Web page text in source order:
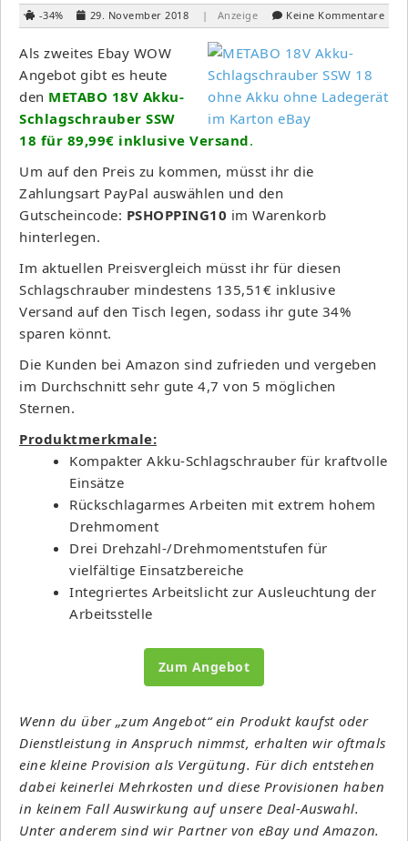
-34% 29. November 2018 | Anzeige Keine Kommentare
Als zweites Ebay WOW
Angebot gibt es heute
den METABO 18V Akku-
Schlagschrauber SSW
18 für 89,99€ inklusive Versand.
Um auf den Preis zu kommen, müsst ihr die
Zahlungsart PayPal auswählen und den
Gutscheincode: PSHOPPING10 im Warenkorb
hinterlegen.
Im aktuellen Preisvergleich müsst ihr für diesen
Schlagschrauber mindestens 135,51€ inklusive
Versand auf den Tisch legen, sodass ihr gute 34%
sparen könnt.
Die Kunden bei Amazon sind zufrieden und vergeben
im Durchschnitt sehr gute 4,7 von 5 möglichen
Sternen.
Produktmerkmale:
Kompakter Akku-Schlagschrauber für kraftvolle
Einsätze
Rückschlagarmes Arbeiten mit extrem hohem
Drehmoment
Drei Drehzahl-/Drehmomentstufen für
vielfältige Einsatzbereiche
Integriertes Arbeitslicht zur Ausleuchtung der
Arbeitsstelle
Zum Angebot
Wenn du über „zum Angebot“ ein Produkt kaufst oder
Dienstleistung in Anspruch nimmst, erhalten wir oftmals
eine kleine Provision als Vergütung. Für dich entstehen
dabei keinerlei Mehrkosten und diese Provisionen haben
in keinem Fall Auswirkung auf unsere Deal-Auswahl.
Unter anderem sind wir Partner von eBay und Amazon.